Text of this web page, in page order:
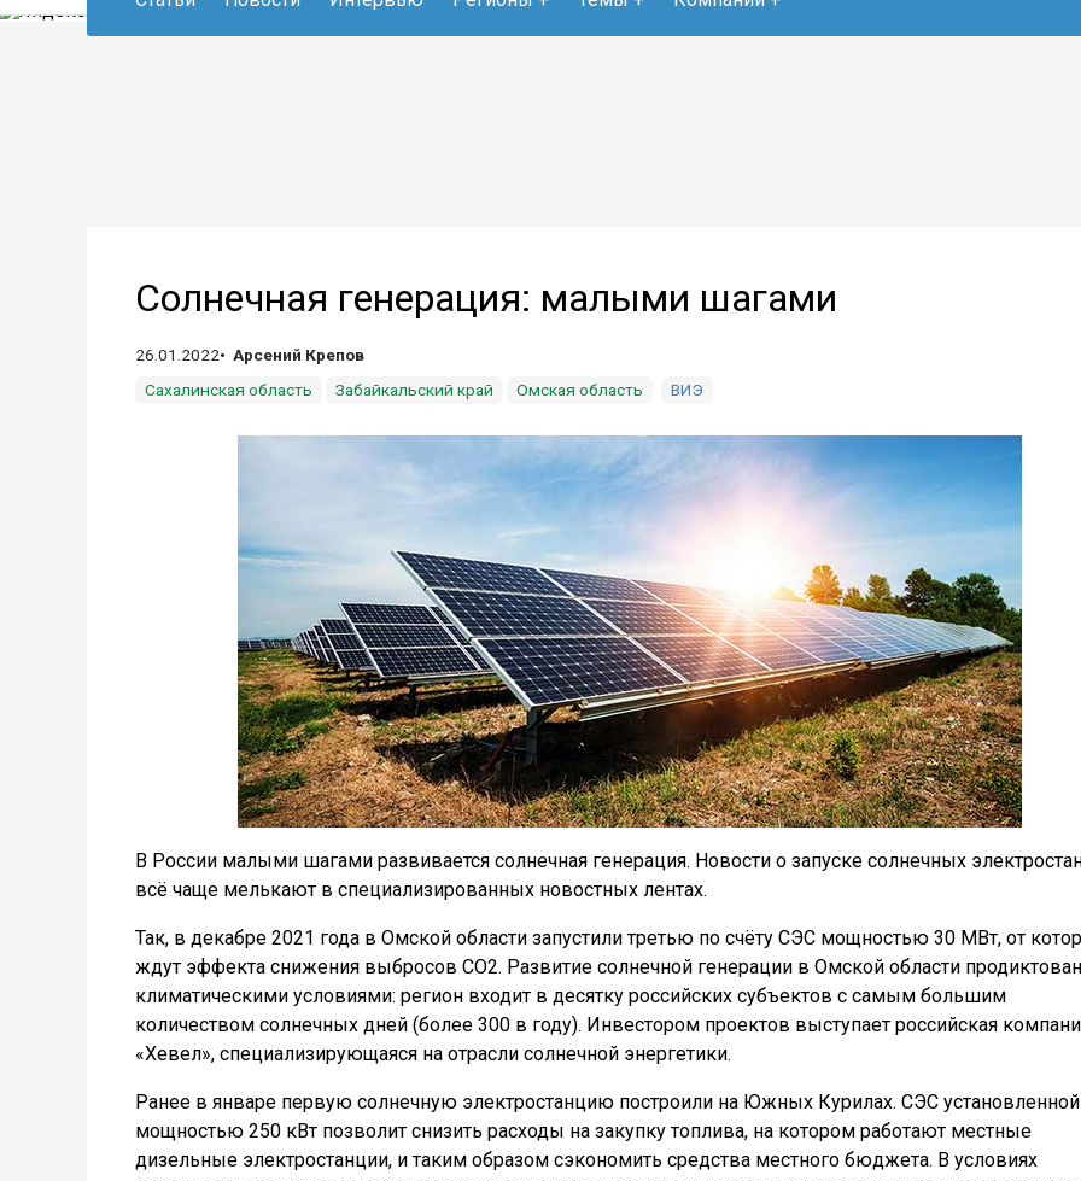
Солнечная генерация: малыми шагами
26.01.2022
Арсений Крепов
Сахалинская область
Забайкальский край Омская область ВИЭ
В России малыми шагами развивается солнечная генерация. Новости о запуске солнечных
всё чаще мелькают в специализированных новостных лентах.
Так, в декабре 2021 года в Омской области запустили третью по счёту СЭС мощностью 30 МВт, от
ждут эффекта снижения выбросов CO2. Развитие солнечной генерации в Омской области
климатическими условиями: регион входит в десятку российских субъектов с самым большим
количеством солнечных дней (более 300 в году). Инвестором проектов выступает российская
«Хевел», специализирующаяся на отрасли солнечной энергетики.
Ранее в январе первую солнечную электростанцию построили на Южных Курилах. СЭС установленной
мощностью 250 кВт позволит снизить расходы на закупку топлива, на котором работают местные
дизельные электростанции, и таким образом сэкономить средства местного бюджета. В условиях